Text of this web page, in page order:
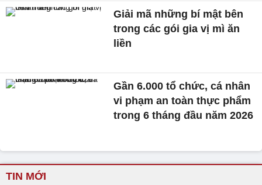
Giải mã những bí mật bên
trong các gói gia vị mì ăn
liền
Gần 6.000 tổ chức, cá nhân
vi phạm an toàn thực phẩm
trong 6 tháng đầu năm 2026
TIN MỚI